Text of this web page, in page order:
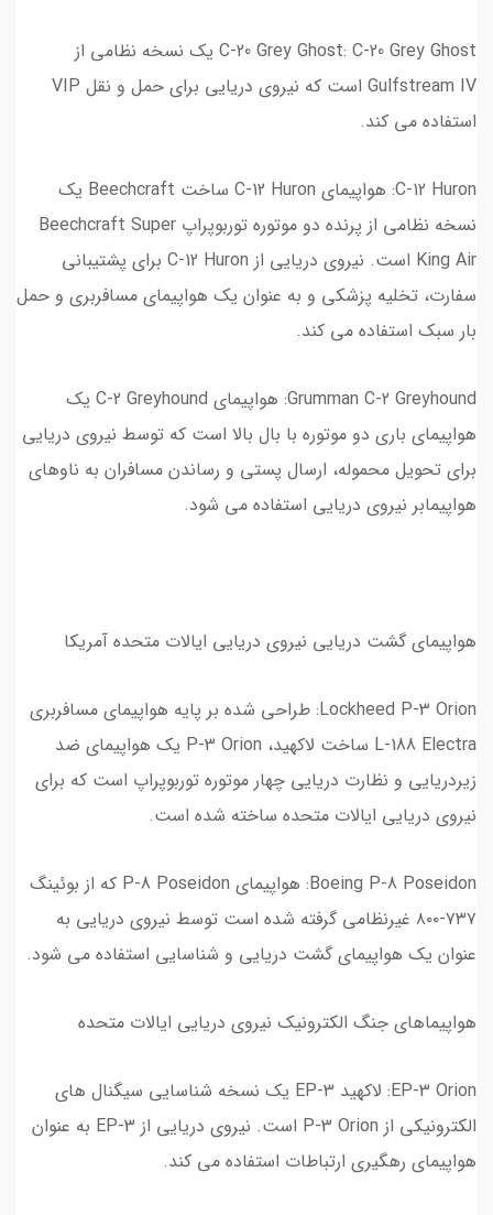
C-20 Grey Ghost: C-20 Grey Ghost یک نسخه نظامی از
Gulfstream IV است که نیروی دریایی برای حمل و نقل VIP
استفاده می کند.
C-12 Huron: هواپیمای C-12 Huron ساخت Beechcraft یک
نسخه نظامی از پرنده دو موتوره توربوپراپ Beechcraft Super
King Air است. نیروی دریایی از C-12 Huron برای پشتیبانی
سفارت، تخلیه پزشکی و به عنوان یک هواپیمای مسافربری و حمل
بار سبک استفاده می کند.
Grumman C-2 Greyhound: هواپیمای C-2 Greyhound یک
هواپیمای باری دو موتوره با بال بالا است که توسط نیروی دریایی
برای تحویل محموله، ارسال پستی و رساندن مسافران به ناوهای
هواپیمابر نیروی دریایی استفاده می شود.
هواپیمای گشت دریایی نیروی دریایی ایالات متحده آمریکا
Lockheed P-3 Orion: طراحی شده بر پایه هواپیمای مسافربری
L-188 Electra ساخت لاکهید، P-3 Orion یک هواپیمای ضد
زیردریایی و نظارت دریایی چهار موتوره توربوپراپ است که برای
نیروی دریایی ایالات متحده ساخته شده است.
Boeing P-8 Poseidon: هواپیمای P-8 Poseidon که از بوئینگ
۷۳۷-۸۰۰ غیرنظامی گرفته شده است توسط نیروی دریایی به
عنوان یک هواپیمای گشت دریایی و شناسایی استفاده می شود.
هواپیماهای جنگ الکترونیک نیروی دریایی ایالات متحده
EP-3 Orion: لاکهید EP-3 یک نسخه شناسایی سیگنال های
الکترونیکی از P-3 Orion است. نیروی دریایی از EP-3 به عنوان
هواپیمای رهگیری ارتباطات استفاده می کند.